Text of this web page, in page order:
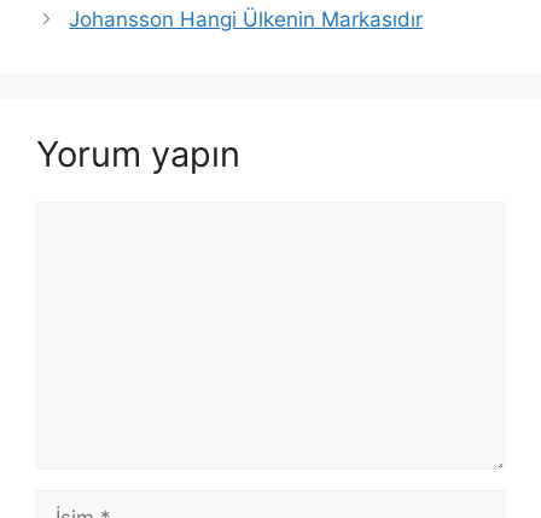
Johansson Hangi Ülkenin Markasıdır
Yorum yapın
İsim